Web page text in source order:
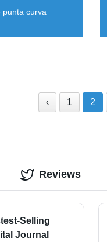
punta curva
‹ 1 2
Selling
Journal
Reviews